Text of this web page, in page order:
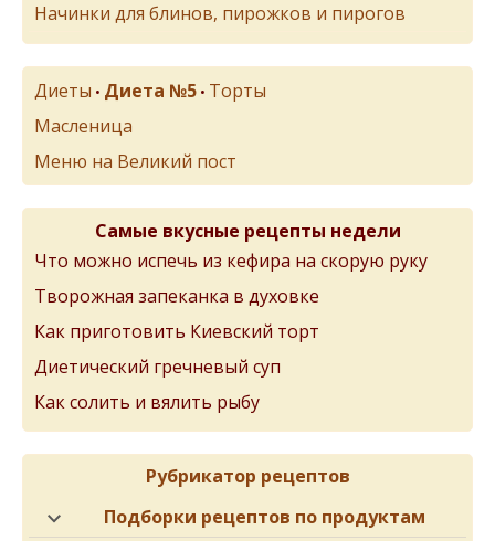
Начинки для блинов, пирожков и пирогов
Диеты • Диета №5 • Торты
Масленица
Меню на Великий пост
Самые вкусные рецепты недели
Что можно испечь из кефира на скорую руку
Творожная запеканка в духовке
Как приготовить Киевский торт
Диетический гречневый суп
Как солить и вялить рыбу
Рубрикатор рецептов
Подборки рецептов по продуктам